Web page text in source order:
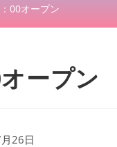
00オープン
ープン
26日